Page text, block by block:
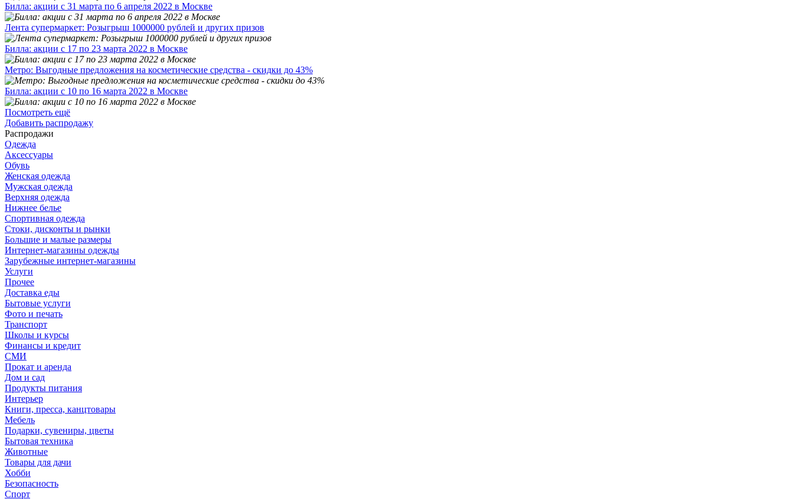
Билла: акции с 31 марта по 6 апреля 2022 в Москве
Лента супермаркет: Розыгрыш 1000000 рублей и других призов
Билла: акции с 17 по 23 марта 2022 в Москве
Метро: Выгодные предложения на косметические средства - скидки до 43%
Билла: акции с 10 по 16 марта 2022 в Москве
Посмотреть ещё
Добавить распродажу
Распродажи
Одежда
Аксессуары
Обувь
Женская одежда
Мужская одежда
Верхняя одежда
Нижнее белье
Спортивная одежда
Стоки, дисконты и рынки
Большие и малые размеры
Интернет-магазины одежды
Зарубежные интернет-магазины
Услуги
Прочее
Доставка еды
Бытовые услуги
Фото и печать
Транспорт
Школы и курсы
Финансы и кредит
СМИ
Прокат и аренда
Дом и сад
Продукты питания
Интерьер
Книги, пресса, канцтовары
Мебель
Подарки, сувениры, цветы
Бытовая техника
Животные
Товары для дачи
Хобби
Безопасность
Спорт